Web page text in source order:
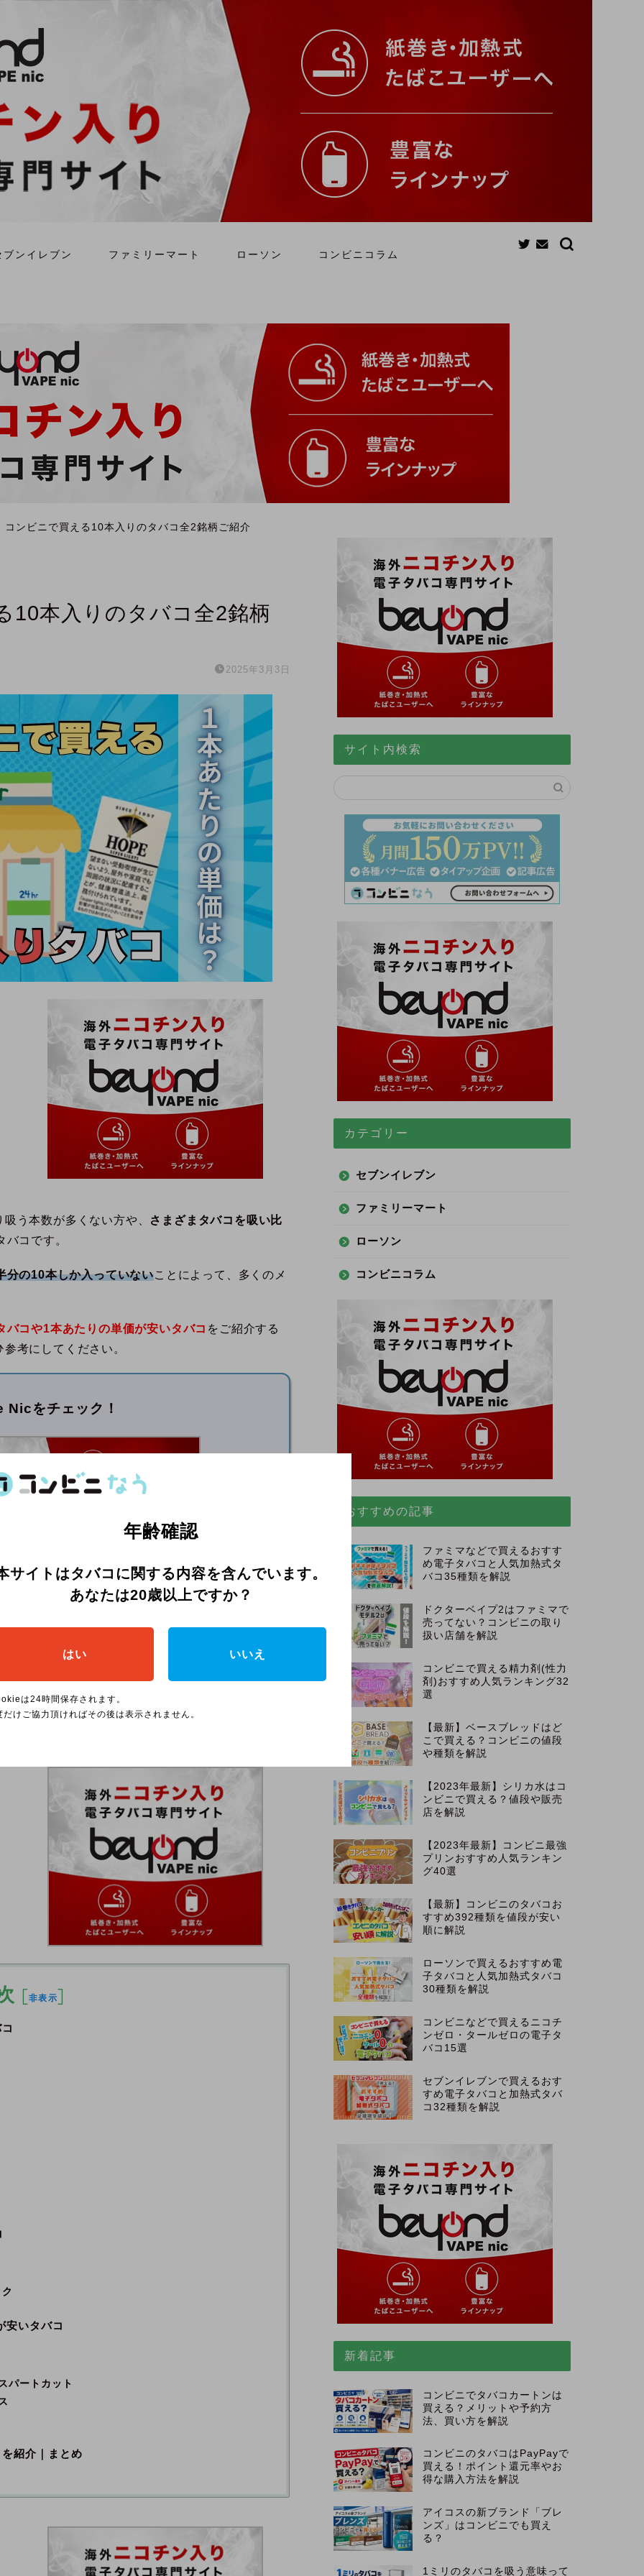
ブンイレブン ファミリーマート ローソン コンビニコラム
コンビニで買える10本入りのタバコ全2銘柄ご紹介
10本入りのタバコ全2銘柄
2025年3月3日
う本数が多くない方や、 さまざまタバコを吸い比
コです。
分の10本しか入っていないことによって、多くのメ
コや1本あたりの単価が安いタバコ をご紹介する
考にしてください。
をチェック！
、豊富なフレーバーから、自分に合ったニコパ
ラインナップをチェックしてみてください！
を購入する
[非表示]
安いタバコ
パートカット
紹介｜まとめ
サイト内検索
カテゴリー
セブンイレブン
ファミリーマート
ローソン
コンビニコラム
おすすめの記事
ファミマなどで買えるおすす
め電子タバコと人気加熱式タ
バコ35種類を解説
ドクターベイプ2はファミマで
売ってない？コンビニの取り
扱い店舗を解説
コンビニで買える精力剤(性力
剤)おすすめ人気ランキング32
選
【最新】ベースブレッドはど
こで買える？コンビニの値段
や種類を解説
【2023年最新】シリカ水はコ
ンビニで買える？値段や販売
店を解説
【2023年最新】コンビニ最強
プリンおすすめ人気ランキン
グ40選
【最新】コンビニのタバコお
すすめ392種類を値段が安い
順に解説
ローソンで買えるおすすめ電
子タバコと人気加熱式タバコ
30種類を解説
コンビニなどで買えるニコチ
ンゼロ・タールゼロの電子タ
バコ15選
セブンイレブンで買えるおす
すめ電子タバコと加熱式タバ
コ32種類を解説
新着記事
コンビニでタバコカートンは
買える？メリットや予約方
法、買い方を解説
コンビニのタバコはPayPayで
買える！ポイント還元率やお
得な購入方法を解説
アイコスの新ブランド「ブレ
ンズ」はコンビニでも買え
る？
1ミリのタバコを吸う意味って
年齢確認
サイトはタバコに関する内容を含んでいます。
あなたは20歳以上ですか？
はい いいえ
は24時間保存されます。
だけご協力頂ければその後は表示されません。